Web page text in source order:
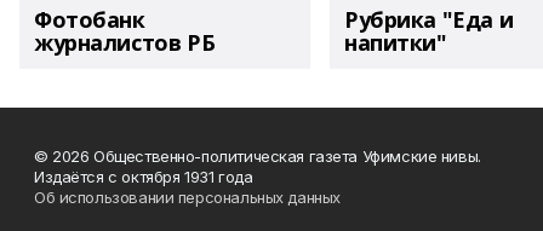
Фотобанк
журналистов РБ
Рубрика "Еда и
напитки"
© 2026 Общественно-политическая газета Уфимские нивы.
Издаётся с октября 1931 года
Об использовании персональных данных